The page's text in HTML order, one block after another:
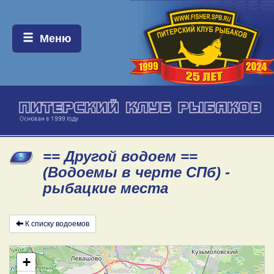
Меню:
Меню
== Другой водоем ==
(Водоемы в черте СПб) -
рыбацкие места
К списку водоемов
+